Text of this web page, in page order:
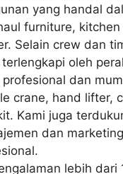
yang handal
furniture,
Selain crew dan
oleh
profesional dan
crane, hand lifter,
Kami juga
dan
lebih dari